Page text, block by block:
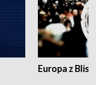
Europa z